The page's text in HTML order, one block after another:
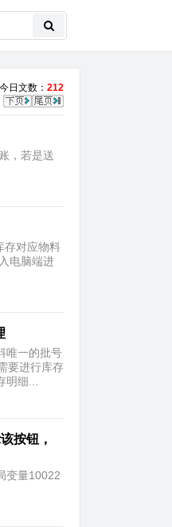
日文数： 212
，若是送
存对应物料
电脑端进
唯一的批号
要进行库存
细...
按钮，
变量10022